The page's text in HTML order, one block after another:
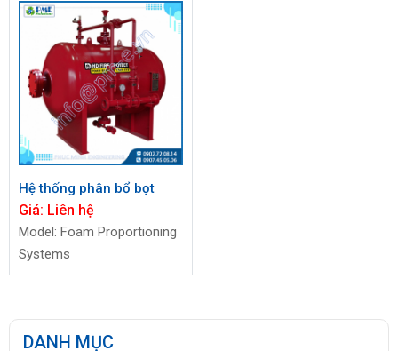
Hệ thống phân bổ bọt
Giá: Liên hệ
Model: Foam Proportioning
Systems
DANH MỤC